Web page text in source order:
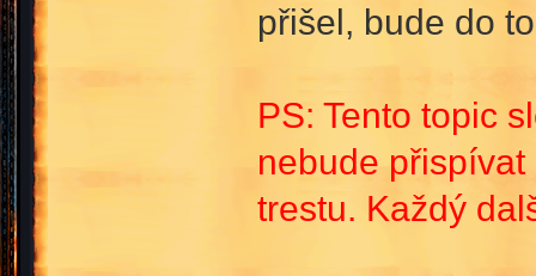
přišel, bude do
PS: Tento topic
nebude
trestu. Každý